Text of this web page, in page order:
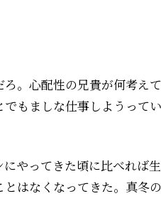
ろ。心配性の兄貴が何考え
もましな仕事しようって
やってきた頃に比べれば
はなくなってきた。真冬